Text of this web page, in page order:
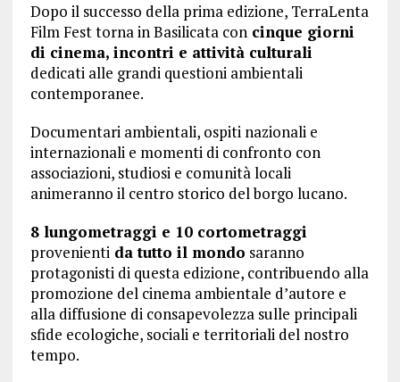
Dopo il successo della prima edizione, TerraLenta
Film Fest torna in Basilicata concinque giorni
di cinema, incontri e attività culturali
dedicati alle grandi questioni ambientali
contemporanee.
Documentari ambientali, ospiti nazionali e
internazionali e momenti di confronto con
associazioni, studiosi e comunità locali
animeranno il centro storico del borgo lucano.
8 lungometraggi e 10 cortometraggi
provenientida tutto il mondo saranno
protagonisti di questa edizione, contribuendo alla
promozione del cinema ambientale d’autore e
alla diffusione di consapevolezza sulle principali
sfide ecologiche, sociali e territoriali del nostro
tempo.